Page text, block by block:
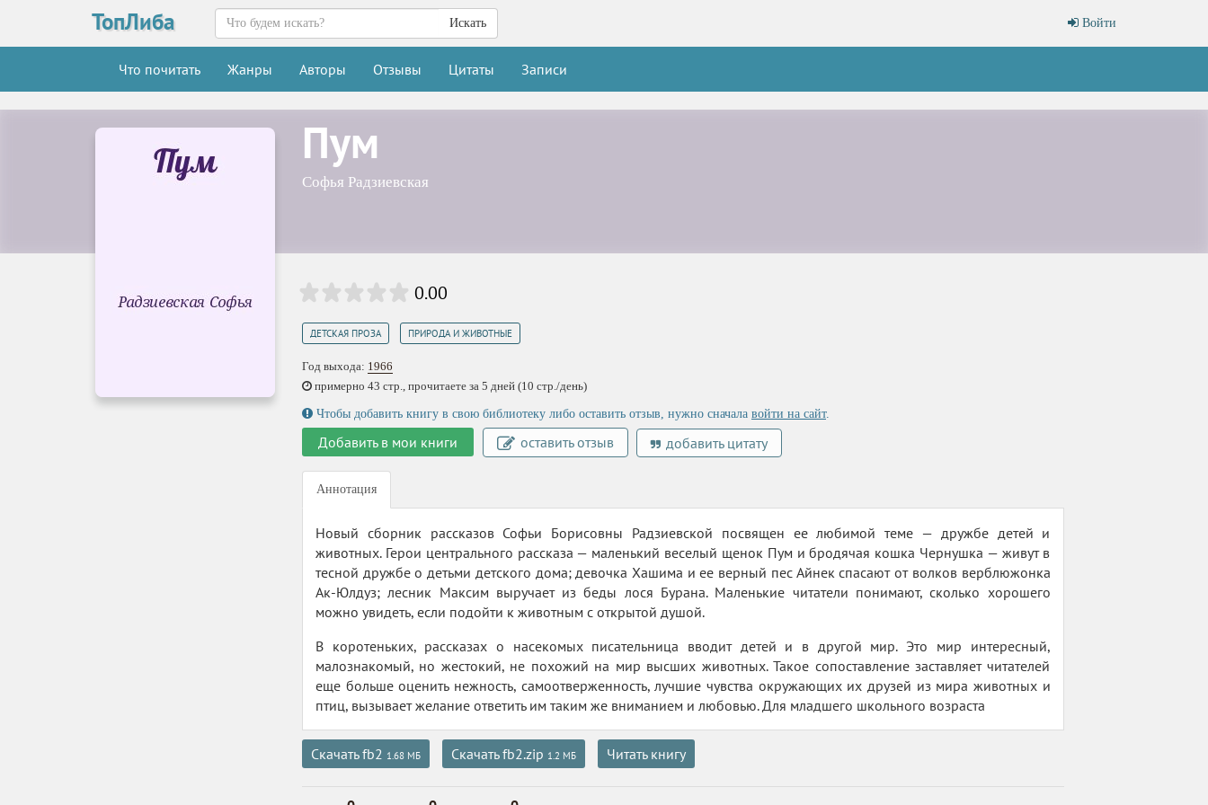
ТопЛиба Войти
Искать
Что почитать Жанры Авторы Отзывы Цитаты Записи
Пум
Софья Радзиевская
0.00
ДЕТСКАЯ ПРОЗА ПРИРОДА И ЖИВОТНЫЕ
Год выхода: 1966
примерно 43 стр., прочитаете за 5 дней (10 стр./день)
Чтобы добавить книгу в свою библиотеку либо оставить отзыв, нужно сначала войти на сайт.
Добавить в мои книги оставить отзыв добавить цитату
Аннотация
Новый сборник рассказов Софьи Борисовны Радзиевской посвящен ее любимой теме — дружбе детей и
животных. Герои центрального рассказа — маленький веселый щенок Пум и бродячая кошка Чернушка — живут в
тесной дружбе о детьми детского дома; девочка Хашима и ее верный пес Айнек спасают от волков верблюжонка
Ак-Юлдуз; лесник Максим выручает из беды лося Бурана. Маленькие читатели понимают, сколько хорошего
можно увидеть, если подойти к животным с открытой душой.
В коротеньких, рассказах о насекомых писательница вводит детей и в другой мир. Это мир интересный,
малознакомый, но жестокий, не похожий на мир высших животных. Такое сопоставление заставляет читателей
еще больше оценить нежность, самоотверженность, лучшие чувства окружающих их друзей из мира животных и
птиц, вызывает желание ответить им таким же вниманием и любовью. Для младшего школьного возраста
Скачать fb2 1.68 МБ Скачать fb2.zip 1.2 МБ Читать книгу